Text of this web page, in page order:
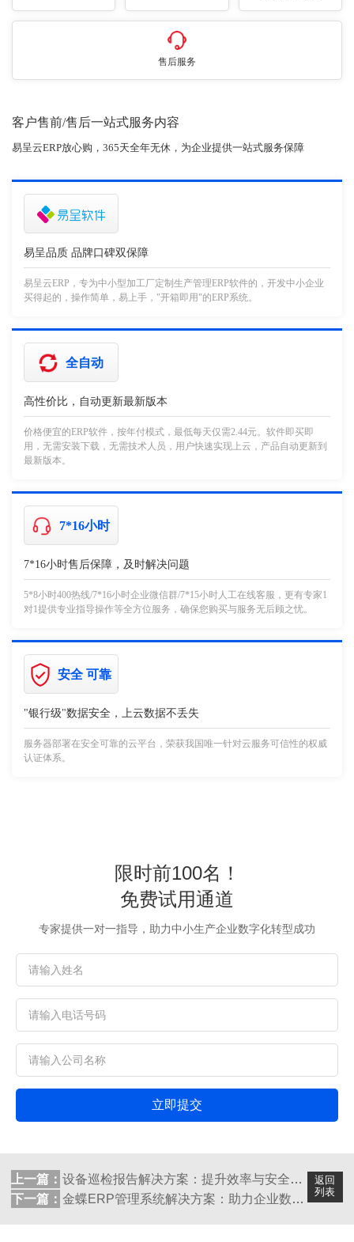
售后服务
客户售前/售后一站式服务内容
易呈云ERP放心购，365天全年无休，为企业提供一站式服务保障
易呈品质 品牌口碑双保障
易呈云ERP，专为中小型加工厂定制生产管理ERP软件的，开发中小企业
买得起的，操作简单，易上手，"开箱即用"的ERP系统。
全自动
高性价比，自动更新最新版本
价格便宜的ERP软件，按年付模式，最低每天仅需2.44元。软件即买即
用，无需安装下载，无需技术人员，用户快速实现上云，产品自动更新到
最新版本。
7*16小时
7*16小时售后保障，及时解决问题
5*8小时400热线/7*16小时企业微信群/7*15小时人工在线客服，更有专家1
对1提供专业指导操作等全方位服务，确保您购买与服务无后顾之忧。
安全 可靠
"银行级"数据安全，上云数据不丢失
服务器部署在安全可靠的云平台，荣获我国唯一针对云服务可信性的权威
认证体系。
限时前100名！
免费试用通道
专家提供一对一指导，助力中小生产企业数字化转型成功
立即提交
返回
列表
上一篇： 设备巡检报告解决方案：提升效率与安全的新...
下一篇： 金蝶ERP管理系统解决方案：助力企业数字...